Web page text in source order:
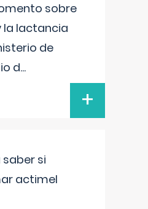
sobre
la lactancia
de
d...
+
si
actimel